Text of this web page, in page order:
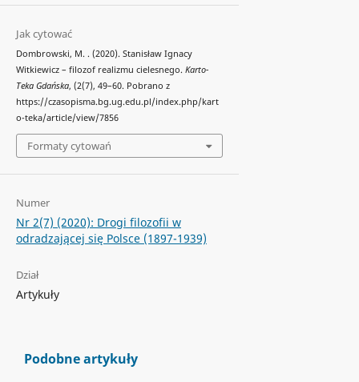
Jak cytować
Dombrowski, M. . (2020). Stanisław Ignacy
Witkiewicz – filozof realizmu cielesnego. Karto-
Teka Gdańska, (2(7), 49–60. Pobrano z
https://czasopisma.bg.ug.edu.pl/index.php/kart
o-teka/article/view/7856
Formaty cytowań
Numer
Nr 2(7) (2020): Drogi filozofii w
odradzającej się Polsce (1897-1939)
Dział
Artykuły
Podobne artykuły